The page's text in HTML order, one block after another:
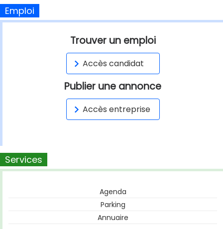
Emploi
Trouver un emploi
Accès candidat
Publier une annonce
Accès entreprise
Services
Agenda
Parking
Annuaire